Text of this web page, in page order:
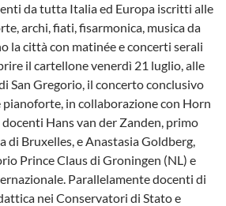
da tutta Italia ed Europa iscritti alle
archi, fiati, fisarmonica, musica da
la città con matinée e concerti serali
il cartellone venerdì 21 luglio, alle
San Gregorio, il concerto conclusivo
pianoforte, in collaborazione con Horn
docenti Hans van der Zanden, primo
di Bruxelles, e Anastasia Goldberg,
Prince Claus di Groningen (NL) e
Parallelamente docenti di
nei Conservatori di Stato e